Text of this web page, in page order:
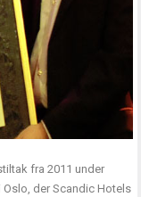
fra 2011 under
der Scandic Hotels